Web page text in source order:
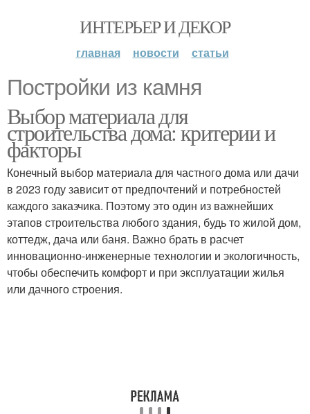
ИНТЕРЬЕР И ДЕКОР
главная новости статьи
Постройки из камня
Выбор материала для
строительства дома: критерии и
факторы
Конечный выбор материала для частного дома или дачи
в 2023 году зависит от предпочтений и потребностей
каждого заказчика. Поэтому это один из важнейших
этапов строительства любого здания, будь то жилой дом,
коттедж, дача или баня. Важно брать в расчет
инновационно-инженерные технологии и экологичность,
чтобы обеспечить комфорт и при эксплуатации жилья
или дачного строения.